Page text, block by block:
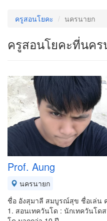
ครูสอนโยคะ นครนายก
ครูสอนโยคะที่นคร
Prof. Aung
นครนายก
ชื่อ อังสุมาลี สมบูรณ์สุข ชื่อเล่น
1. สอนเทควันโด : นักเทควันโด